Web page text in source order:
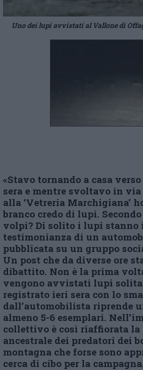
Uno dei lupi avvistati al Vallone di
«Stavo tornando a casa
sera e mentre svoltavo in
alla ‘Vetreria Marchigiana’
branco credo di lupi.
volpi? Di solito i lupi stanno
testimonianza di un
pubblicata su un gruppo
Un post che da diverse ore
dibattito. Non è la prima
vengono avvistati lupi
registrato ieri sera con lo
dall’automobilista riprende
almeno 5-6 esemplari.
collettivo è così riaffiorata la
ancestrale dei predatori dei
montagna che forse sono
cerca di cibo per la